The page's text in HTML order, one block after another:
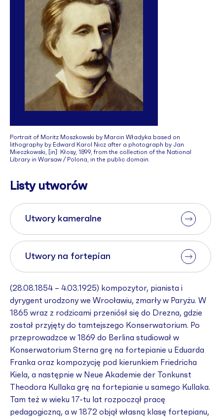
Portrait of Moritz Moszkowski by Marcin Władyka based on
lithography by Edward Karol Nicz after a photograph by Jan
Mieczkowski, [in]: Kłosy, 1899, from the collection of the National
Library in Warsaw / Polona, in the public domain.
Listy utworów
Utwory kameralne
Utwory na fortepian
(28.08.1854 – 4.03.1925) kompozytor, pianista i
dyrygent urodzony we Wrocławiu, zmarły w Paryżu. W
1865 wraz z rodzicami przeniósł się do Drezna, gdzie
został przyjęty do tamtejszego Konserwatorium. Po
przeprowadzce w 1869 do Berlina studiował w
Konserwatorium Sterna grę na fortepianie u Eduarda
Franka oraz kompozycję pod kierunkiem Friedricha
Kiela, a następnie w Neue Akademie der Tonkunst
Theodora Kullaka grę na fortepianie u samego Kullaka.
Tam też w wieku 17-tu lat rozpoczął pracę
pedagogiczną, a w 1872 objął własną klasę fortepianu,